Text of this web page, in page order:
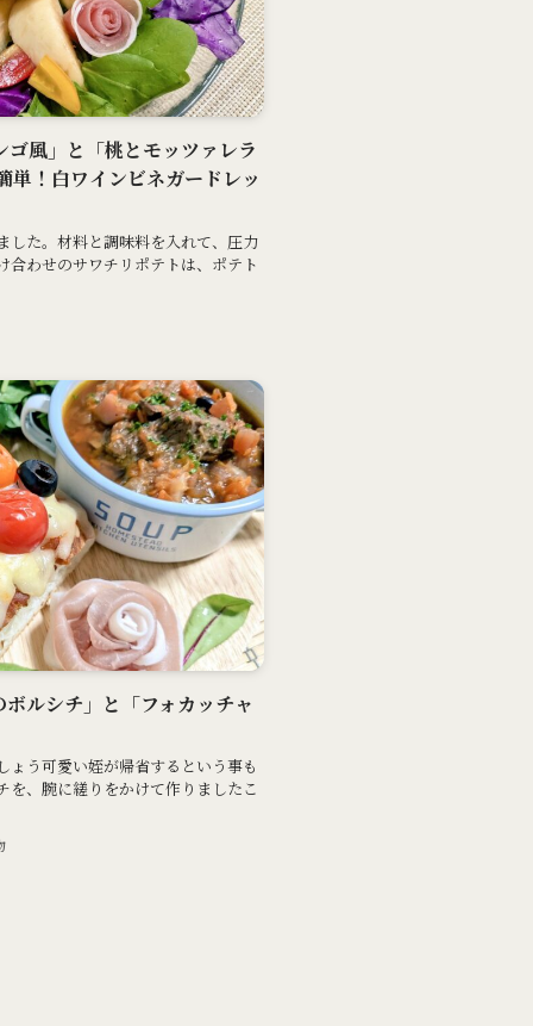
風」と「桃とモッツァレラ
単！白ワインビネガードレッ
した。材料と調味料を入れて、圧力
わせのサワチリポテトは、ポテト
ルシチ」と「フォカッチャ
う可愛い姪が帰省するという事も
、腕に縒りをかけて作りましたこ